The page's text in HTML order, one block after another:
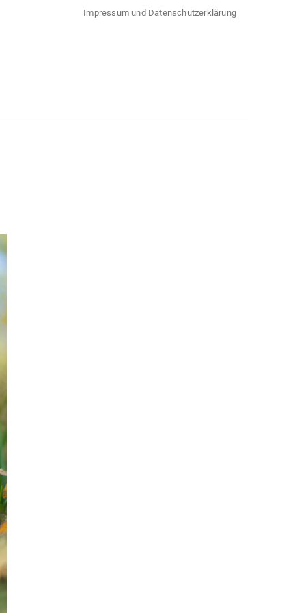
Impressum und Datenschutzerklärung